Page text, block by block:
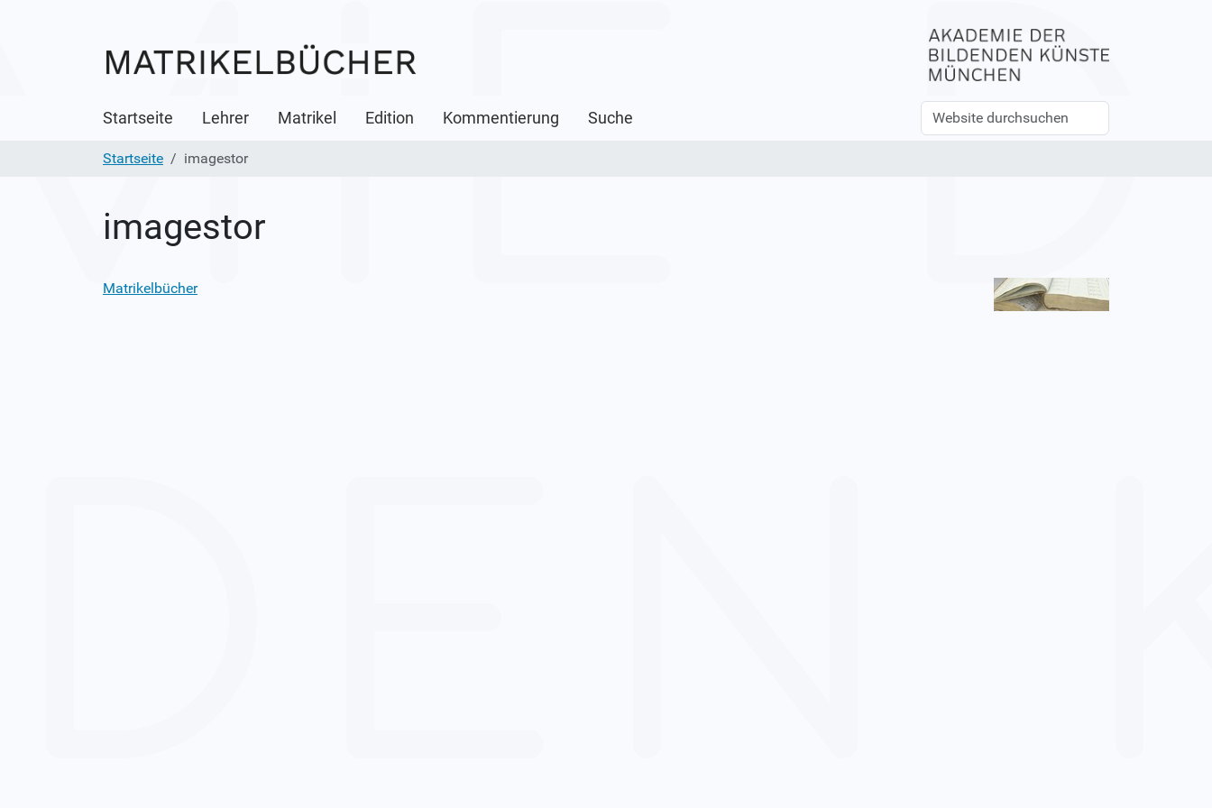
Startseite Lehrer Matrikel Edition Kommentierung Suche
Website
durchsuchen
Erweiterte
Suche…
Startseite
imagestor
imagestor
Matrikelbücher